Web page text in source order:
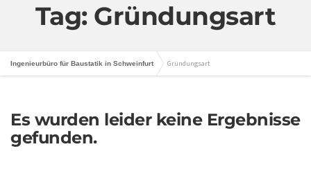
Tag: Gründungsart
Ingenieurbüro für Baustatik in Schweinfurt Gründungsart
Es wurden leider keine Ergebnisse
gefunden.